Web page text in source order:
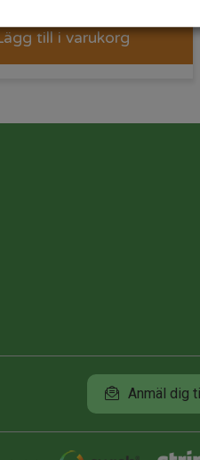
till i varukorg
Anmäl dig